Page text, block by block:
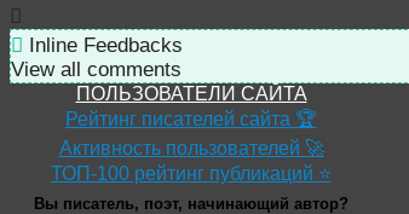
Inline Feedbacks
View all comments
ПОЛЬЗОВАТЕЛИ САЙТА
Рейтинг писателей сайта 🏆
Активность пользователей 🚀
ТОП-100 рейтинг публикаций ⭐
Вы писатель, поэт, начинающий автор?